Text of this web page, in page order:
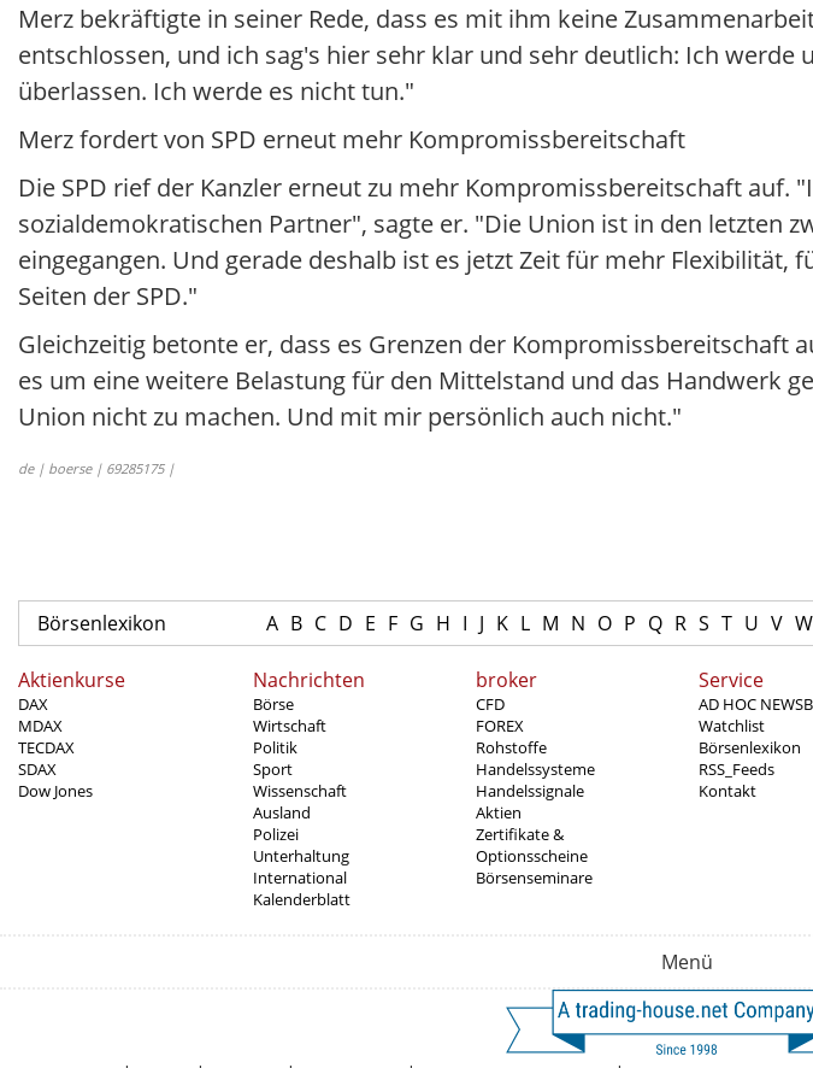
Merz bekräftigte in seiner Rede, dass es mit ihm keine
entschlossen, und ich sag's hier sehr klar und sehr deutlich: Ich werde
überlassen. Ich werde es nicht tun."
Merz fordert von SPD erneut mehr Kompromissbereitschaft
Die SPD rief der Kanzler erneut zu mehr Kompromissbereitschaft auf.
sozialdemokratischen Partner", sagte er. "Die Union ist in den letzten
eingegangen. Und gerade deshalb ist es jetzt Zeit für mehr
Seiten der SPD."
Gleichzeitig betonte er, dass es Grenzen der Kompromissbereitschaft
es um eine weitere Belastung für den Mittelstand und das Handwerk
Union nicht zu machen. Und mit mir persönlich auch nicht."
de | boerse | 69285175 |
Börsenlexikon A B C D E F G H I J K L M N O P Q R S T U V W
Aktienkurse
DAX
MDAX
TECDAX
SDAX
Dow Jones
Nachrichten
Börse
Wirtschaft
Politik
Sport
Wissenschaft
Ausland
Polizei
Unterhaltung
International
Kalenderblatt
broker
CFD
FOREX
Rohstoffe
Handelssysteme
Handelssignale
Aktien
Zertifikate &
Optionsscheine
Börsenseminare
Service
AD HOC
Watchlist
Börsenlexikon
RSS_Feeds
Kontakt
Menü